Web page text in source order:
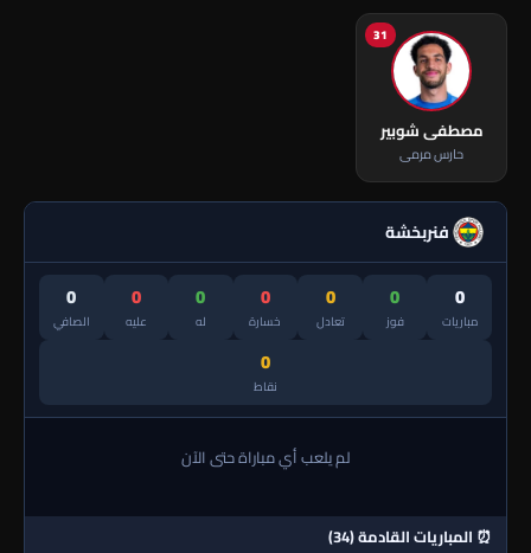
31
مصطفى شوبير
حارس مرمى
فنربخشة
0
مباريات
0
فوز
0
تعادل
0
خسارة
0
له
0
عليه
0
الصافي
0
نقاط
لم يلعب أي مباراة حتى الآن
⏰ المباريات القادمة (34)